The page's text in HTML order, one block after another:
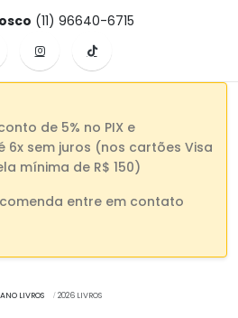
(11) 96640-6715
de 5% no PIX e
sem juros (nos cartões Visa
mínima de R$ 150)
entre em contato
LIVROS 2026 LIVROS